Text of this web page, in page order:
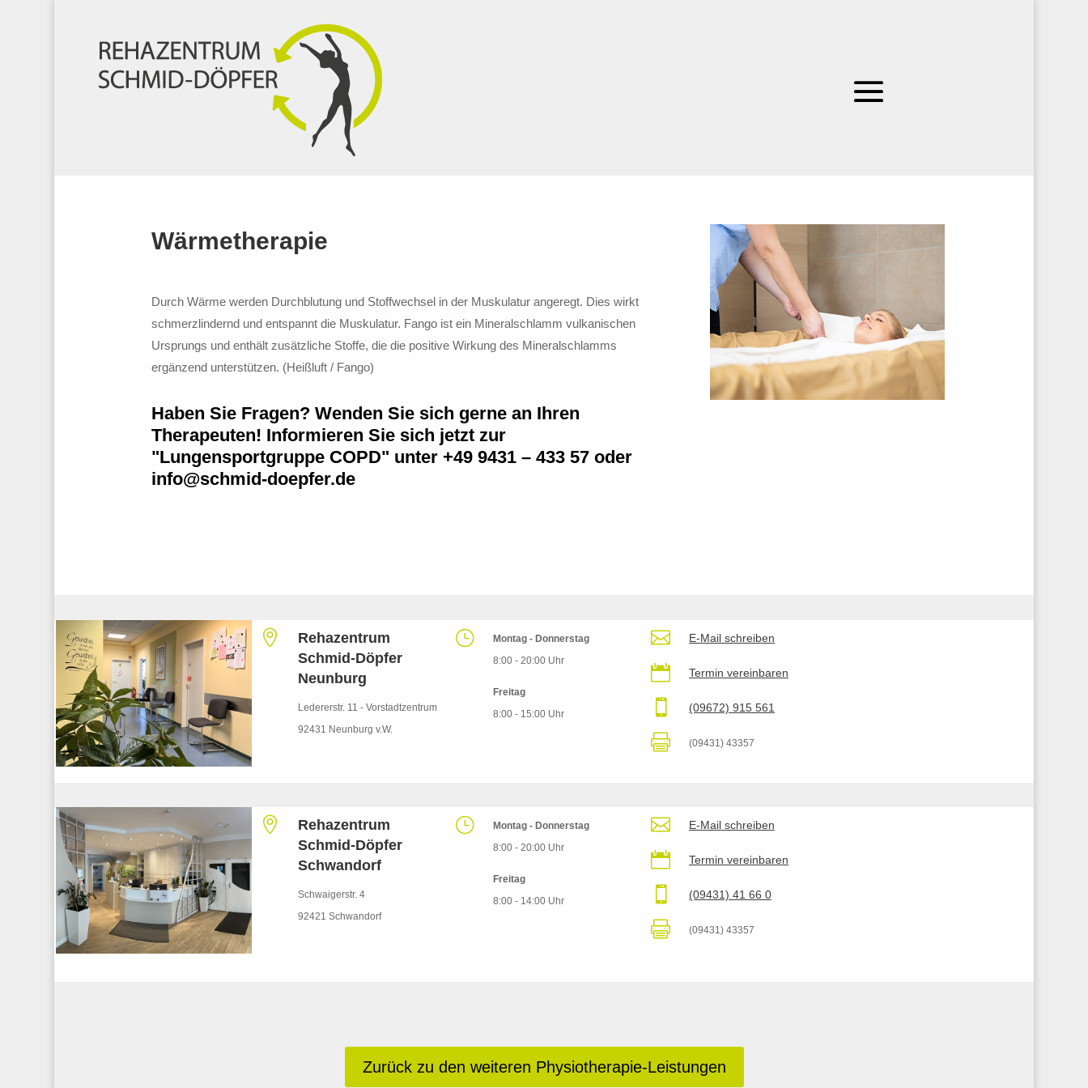
Wärmetherapie
Durch Wärme werden Durchblutung und Stoffwechsel in der Muskulatur angeregt. Dies wirkt
schmerzlindernd und entspannt die Muskulatur. Fango ist ein Mineralschlamm vulkanischen
Ursprungs und enthält zusätzliche Stoffe, die die positive Wirkung des Mineralschlamms
ergänzend unterstützen. (Heißluft / Fango)
Haben Sie Fragen? Wenden Sie sich gerne an Ihren
Therapeuten! Informieren Sie sich jetzt zur
"Lungensportgruppe COPD" unter +49 9431 – 433 57 oder
info@schmid-doepfer.de

Rehazentrum
Schmid-Döpfer
Neunburg
Ledererstr. 11 - Vorstadtzentrum
92431 Neunburg v.W.
}
Montag - Donnerstag
8:00 - 20:00 Uhr
Freitag
8:00 - 15:00 Uhr
 E-Mail schreiben
 Termin vereinbaren
 (09672) 915 561
 (09431) 43357

Rehazentrum
Schmid-Döpfer
Schwandorf
Schwaigerstr. 4
92421 Schwandorf
}
Montag - Donnerstag
8:00 - 20:00 Uhr
Freitag
8:00 - 14:00 Uhr
 E-Mail schreiben
 Termin vereinbaren
 (09431) 41 66 0
 (09431) 43357
Zurück zu den weiteren Physiotherapie-Leistungen